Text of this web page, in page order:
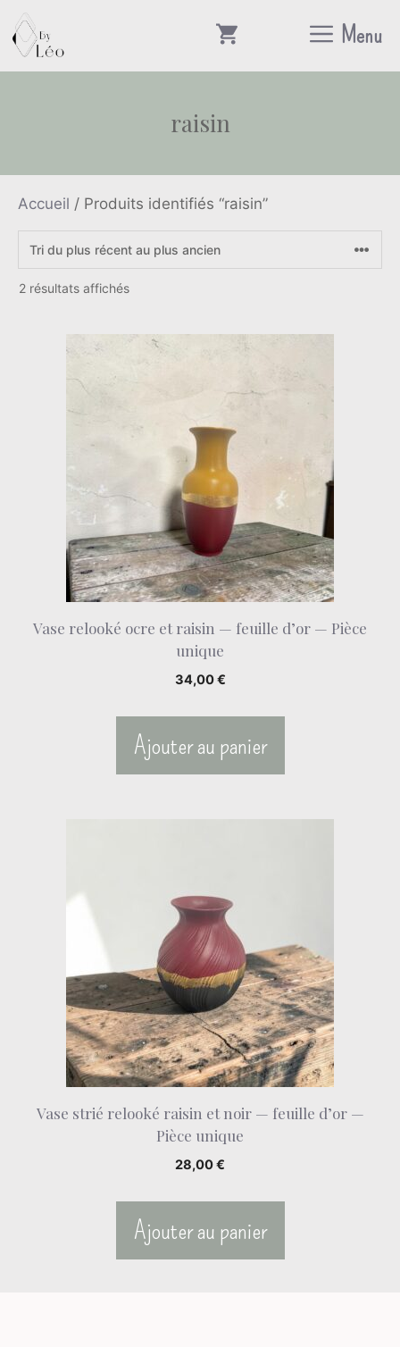
Aller
au
contenu
Menu
raisin
Accueil / Produits identifiés “raisin”
2 résultats affichésTrié
récent
plus
Vase relooké ocre et raisin — feuille d’or — Pièce
unique
34,00€
Ajouter au panier
Vase strié relooké raisin et noir — feuille d’or —
Pièce unique
28,00€
Ajouter au panier